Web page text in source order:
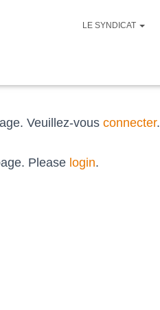
LE SYNDICAT
Veuillez-vous connecter.
Please login.